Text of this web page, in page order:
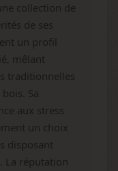
collection de
de ses
un profil
mêlant
traditionnelles
Sa
aux stress
un choix
disposant
La réputation